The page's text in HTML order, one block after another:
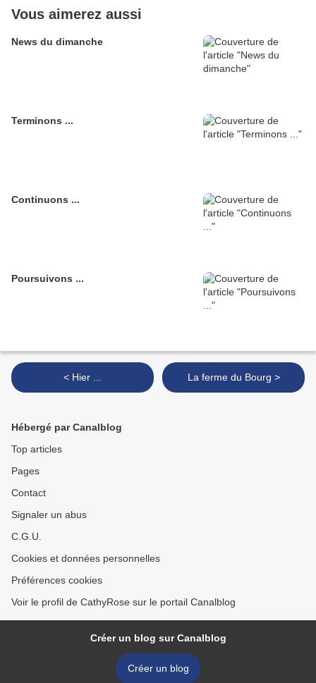
Vous aimerez aussi
News du dimanche
Terminons ...
Continuons ...
Poursuivons ...
< Hier ... La ferme du Bourg >
Hébergé par Canalblog
Top articles
Pages
Contact
Signaler un abus
C.G.U.
Cookies et données personnelles
Préférences cookies
Voir le profil de CathyRose sur le portail Canalblog
Créer un blog sur Canalblog
Créer un blog